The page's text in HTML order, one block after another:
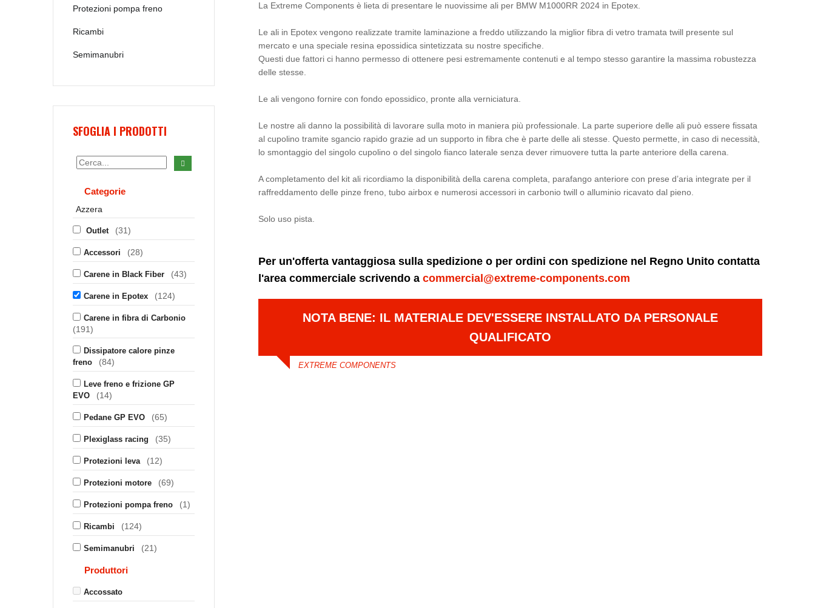
La Extreme Components è lieta di presentare le nuovissime ali per BMW M1000RR 2024 in Epotex.
Le ali in Epotex vengono realizzate tramite laminazione a freddo utilizzando la miglior fibra di vetro tramata twill presente sul
mercato e una speciale resina epossidica sintetizzata su nostre specifiche.
Questi due fattori ci hanno permesso di ottenere pesi estremamente contenuti e al tempo stesso garantire la massima robustezza
delle stesse.
Le ali vengono fornire con fondo epossidico, pronte alla verniciatura.
Le nostre ali danno la possibilità di lavorare sulla moto in maniera più professionale. La parte superiore delle ali può essere fissata
al cupolino tramite sgancio rapido grazie ad un supporto in fibra che è parte delle ali stesse. Questo permette, in caso di necessità,
lo smontaggio del singolo cupolino o del singolo fianco laterale senza dever rimuovere tutta la parte anteriore della carena.
A completamento del kit ali ricordiamo la disponibilità della carena completa, parafango anteriore con prese d’aria integrate per il
raffreddamento delle pinze freno, tubo airbox e numerosi accessori in carbonio twill o alluminio ricavato dal pieno.
Solo uso pista.
Per un'offerta vantaggiosa sulla spedizione o per ordini con spedizione nel Regno Unito contatta
l'area commerciale scrivendo acommercial@extreme-components.com
NOTA BENE: IL MATERIALE DEV'ESSERE INSTALLATO DA PERSONALE
QUALIFICATO
EXTREME COMPONENTS
Protezioni pompa freno
Ricambi
Semimanubri
SFOGLIA I PRODOTTI
Categorie
Azzera
Outlet (31)
Accessori (28)
Carene in Black Fiber (43)
Carene in Epotex (124)
Carene in fibra di Carbonio
(191)
Dissipatore calore pinze
freno
(84)
Leve freno e frizione GP
EVO
(14)
Pedane GP EVO (65)
Plexiglass racing (35)
Protezioni leva (12)
Protezioni motore (69)
Protezioni pompa freno (1)
Ricambi (124)
Semimanubri (21)
Produttori
Accossato